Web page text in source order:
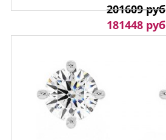
201609 руб
181448 руб